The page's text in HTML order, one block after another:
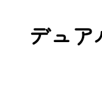
デュ